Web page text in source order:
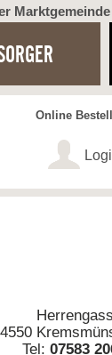
Online
4550
Tel:07583